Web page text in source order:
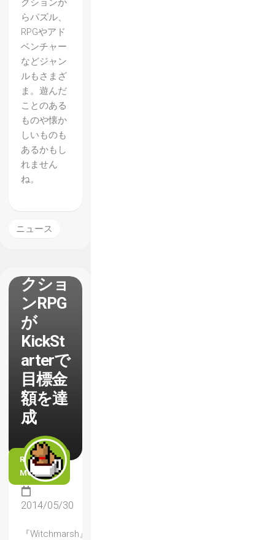
クションか
らパズル、
RPGやアド
ベンチャー
などジャン
ルもさまざ
ま。遊んだ
ことのある
ものや懐か
しいものも
あるかもし
れません
ね。
ニュース
【Witc
hmars
h】
1920
年代の
マサチ
ューセ
ッツを
舞台と
クショ
ンRPG
が
KickSt
arterで
目標金
額を達
成
READ
MORE
2014/05/30
『Witchmarsh』